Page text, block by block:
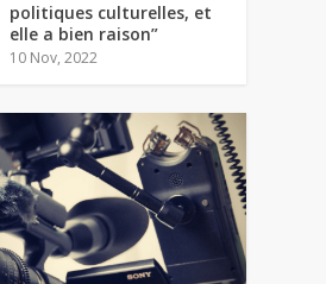
politiques culturelles, et
elle a bien raison”
10 Nov, 2022